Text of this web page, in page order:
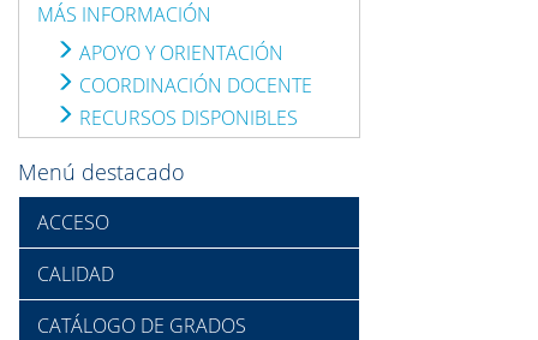
MÁS INFORMACIÓN
APOYO Y ORIENTACIÓN
COORDINACIÓN DOCENTE
RECURSOS DISPONIBLES
Menú destacado
ACCESO
CALIDAD
CATÁLOGO DE GRADOS